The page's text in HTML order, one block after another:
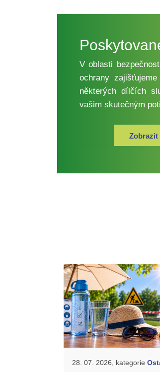
V oblasti
ochrany
některých dílčích
vašim skutečným
Zobrazit
28. 07. 2026, kategorie